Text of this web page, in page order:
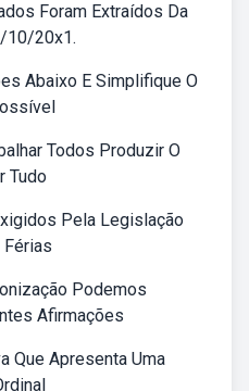
Foram Extraídos Da
10/20x1.
Abaixo E Simplifique O
Todos Produzir O
Tudo
Pela Legislação
Férias
Podemos
Afirmações
Que Apresenta Uma